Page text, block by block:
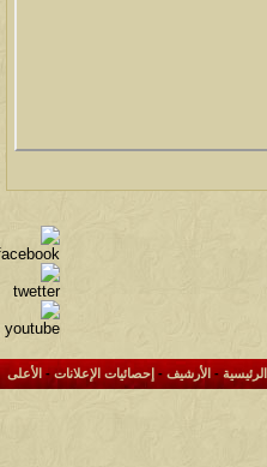
الرئيسية-الأرشيف- إحصائيات الإعلانات- الأعلى